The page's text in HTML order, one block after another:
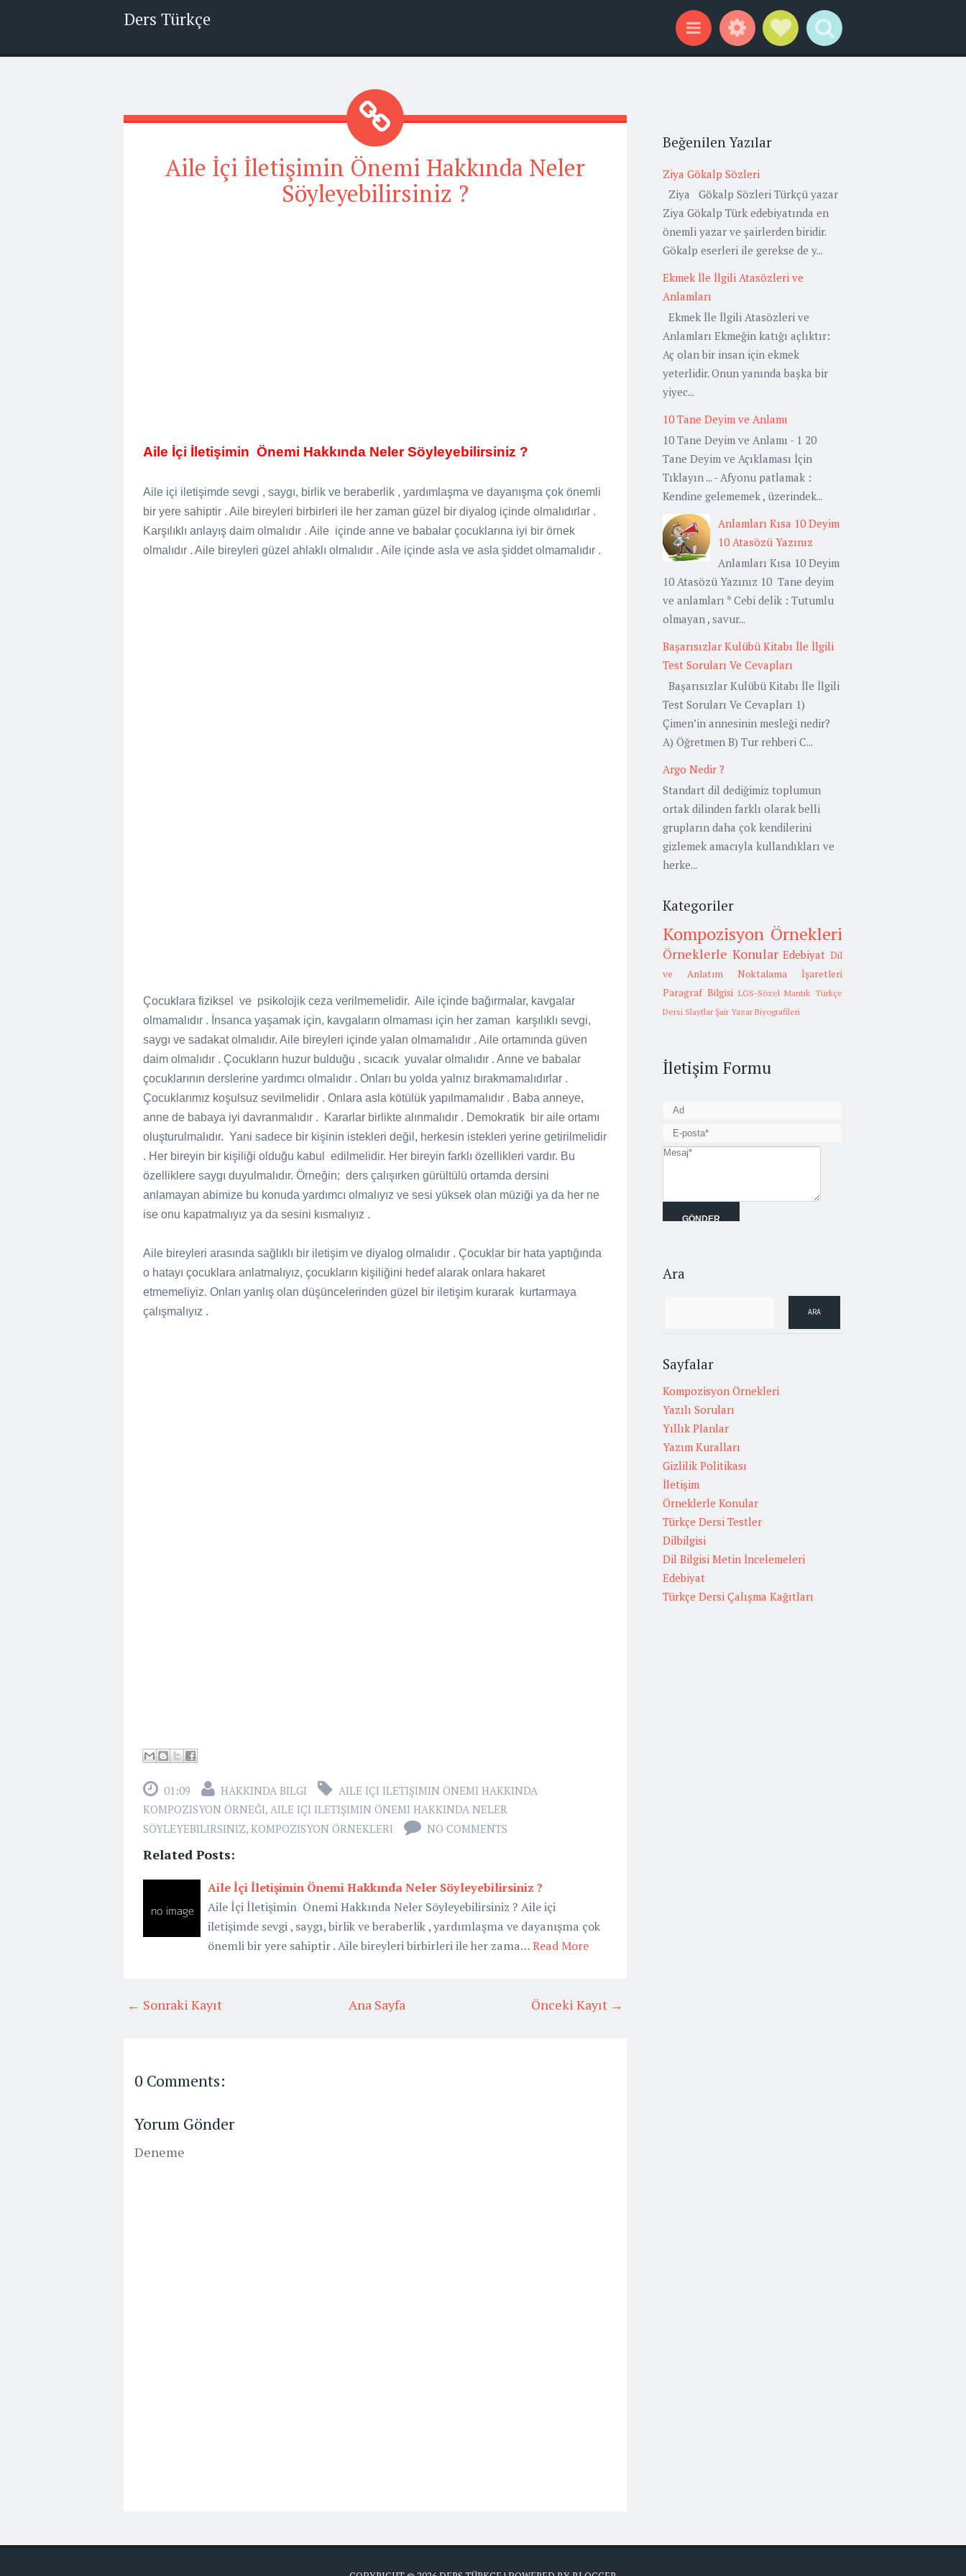
Ders Türkçe
Menu WidgetsSocial Links
Search
Aile İçi İletişimin Önemi Hakkında Neler
Söyleyebilirsiniz ?
Aile İçi İletişimin Önemi Hakkında Neler Söyleyebilirsiniz ?
Aile içi iletişimde sevgi , saygı, birlik ve beraberlik , yardımlaşma ve dayanışma çok önemli
bir yere sahiptir . Aile bireyleri birbirleri ile her zaman güzel bir diyalog içinde olmalıdırlar .
Karşılıklı anlayış daim olmalıdır . Aile içinde anne ve babalar çocuklarına iyi bir örnek
olmalıdır . Aile bireyleri güzel ahlaklı olmalıdır . Aile içinde asla ve asla şiddet olmamalıdır .
Çocuklara fiziksel ve psikolojik ceza verilmemelidir. Aile içinde bağırmalar, kavgalar
olmamalıdır . İnsanca yaşamak için, kavgaların olmaması için her zaman
karşılıklı sevgi,
saygı ve sadakat olmalıdır. Aile bireyleri içinde yalan olmamalıdır . Aile ortamında güven
daim olmalıdır . Çocukların huzur bulduğu , sıcacık yuvalar olmalıdır . Anne ve babalar
çocuklarının derslerine yardımcı olmalıdır . Onları bu yolda yalnız bırakmamalıdırlar .
Çocuklarımız koşulsuz sevilmelidir . Onlara asla kötülük yapılmamalıdır . Baba anneye,
anne de babaya iyi davranmalıdır .
Kararlar birlikte alınmalıdır . Demokratik bir aile ortamı
oluşturulmalıdır. Yani sadece bir kişinin istekleri değil, herkesin istekleri yerine getirilmelidir
. Her bireyin bir kişiliği olduğu kabul
edilmelidir. Her bireyin farklı özellikleri vardır. Bu
özelliklere saygı duyulmalıdır. Örneğin; ders çalışırken gürültülü ortamda dersini
anlamayan abimize bu konuda yardımcı olmalıyız ve sesi yüksek olan müziği ya da her ne
ise onu kapatmalıyız ya da sesini kısmalıyız .
Aile bireyleri arasında sağlıklı bir iletişim ve diyalog olmalıdır . Çocuklar bir hata yaptığında
o hatayı çocuklara anlatmalıyız, çocukların kişiliğini hedef alarak onlara hakaret
etmemeliyiz. Onları yanlış olan düşüncelerinden güzel bir iletişim kurarak kurtarmaya
çalışmalıyız .
01:09 HAKKINDA BILGI
AILE IÇI ILETIŞIMIN ÖNEMI HAKKINDA
KOMPOZISYON ÖRNEĞI, AILE IÇI ILETIŞIMIN ÖNEMI HAKKINDA NELER
SÖYLEYEBILIRSINIZ, KOMPOZISYON ÖRNEKLERI NO COMMENTS
Related Posts:
Aile İçi İletişimin Önemi Hakkında Neler Söyleyebilirsiniz ?
Aile İçi İletişimin Önemi Hakkında Neler Söyleyebilirsiniz ? Aile içi
iletişimde sevgi , saygı, birlik ve beraberlik , yardımlaşma ve dayanışma çok
önemli bir yere sahiptir . Aile bireyleri birbirleri ile her zama…Read More
← Sonraki Kayıt Önceki Kayıt →
Ana Sayfa
0 Comments:
Yorum Gönder
Deneme
Beğenilen Yazılar
Ziya Gökalp Sözleri
Ziya Gökalp Sözleri Türkçü yazar
Ziya Gökalp Türk edebiyatında en
önemli yazar ve şairlerden biridir.
Gökalp eserleri ile gerekse de y...
Ekmek İle İlgili Atasözleri ve
Anlamları
Ekmek İle İlgili Atasözleri ve
Anlamları Ekmeğin katığı açlıktır:
Aç olan bir insan için ekmek
yeterlidir. Onun yanında başka bir
yiyec...
10 Tane Deyim ve Anlamı
10 Tane Deyim ve Anlamı - 1 20
Tane Deyim ve Açıklaması İçin
Tıklayın ... - Afyonu patlamak :
Kendine gelememek , üzerindek...
Anlamları Kısa 10 Deyim
10 Atasözü Yazınız
Anlamları Kısa 10 Deyim
10 Atasözü Yazınız 10 Tane deyim
ve anlamları * Cebi delik : Tutumlu
olmayan , savur...
Başarısızlar Kulübü Kitabı İle İlgili
Test Soruları Ve Cevapları
Başarısızlar Kulübü Kitabı İle İlgili
Test Soruları Ve Cevapları 1)
Çimen’in annesinin mesleği nedir?
A) Öğretmen B) Tur rehberi C...
Argo Nedir ?
Standart dil dediğimiz toplumun
ortak dilinden farklı olarak belli
grupların daha çok kendilerini
gizlemek amacıyla kullandıkları ve
herke...
Kategoriler
Kompozisyon Örnekleri
Örneklerle Konular Edebiyat Dil
ve Anlatım
Noktalama İşaretleri
Paragraf Bilgisi LGS-Sözel Mantık Türkçe
Dersi Slaytlar Şair Yazar Biyografileri
İletişim Formu
Ara
Sayfalar
Kompozisyon Örnekleri
Yazılı Soruları
Yıllık Planlar
Yazım Kuralları
Gizlilik Politikası
İletişim
Örneklerle Konular
Türkçe Dersi Testler
Dilbilgisi
Dil Bilgisi Metin İncelemeleri
Edebiyat
Türkçe Dersi Çalışma Kağıtları